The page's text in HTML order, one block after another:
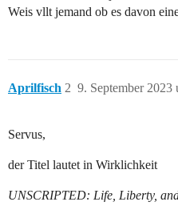
Weis vllt jemand ob es davon
Aprilfisch 9. September 2023
2
Servus,
der Titel lautet in Wirklichkeit
UNSCRIPTED: Life, Liberty,